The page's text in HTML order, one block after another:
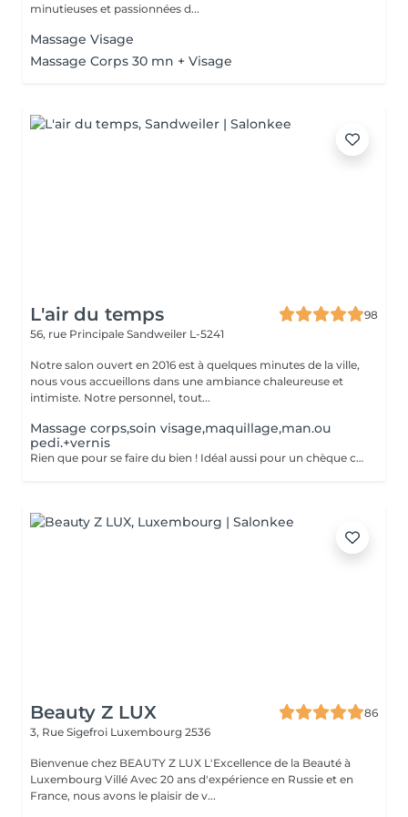
minutieuses et passionnées d...
Massage Visage
Massage Corps 30 mn + Visage
L'air du temps
98
56, rue Principale Sandweiler L-5241
Notre salon ouvert en 2016 est à quelques minutes de la ville,
nous vous accueillons dans une ambiance chaleureuse et
intimiste. Notre personnel, tout...
Massage corps,soin visage,maquillage,man.ou
pedi.+vernis
Rien que pour se faire du bien ! Idéal aussi pour un chèque cadeau. Vous aurez la détente d'un massage relaxant, un soin visage + maquillage, et une manucure ou pédicure avec vernis classique.
Beauty Z LUX
86
3, Rue Sigefroi Luxembourg 2536
Bienvenue chez BEAUTY Z LUX L'Excellence de la Beauté à
Luxembourg Villé Avec 20 ans d'expérience en Russie et en
France, nous avons le plaisir de v...